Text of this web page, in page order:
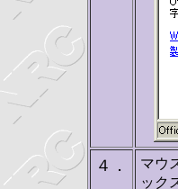
４．
マウ
ック